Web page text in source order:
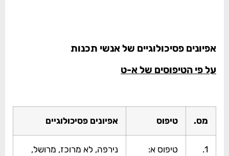
אפיונים פסיכולוגיים של אנשי תכנות
על פי הטיפוסים של א-ט
מס. טיפוס אפיונים פסיכולוגיים
טיפוס א:
נירפה, לא מרוכז, מרושל,